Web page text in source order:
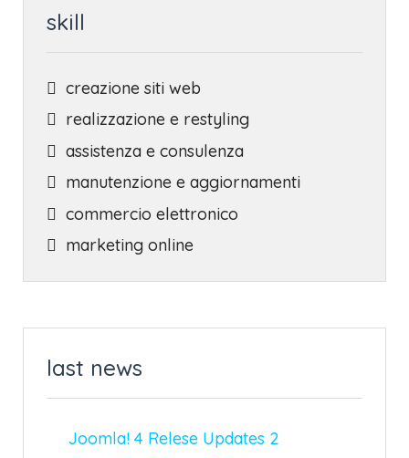
skill
creazione siti web
realizzazione e restyling
assistenza e consulenza
manutenzione e aggiornamenti
commercio elettronico
marketing online
last news
Joomla! 4 Relese Updates 2